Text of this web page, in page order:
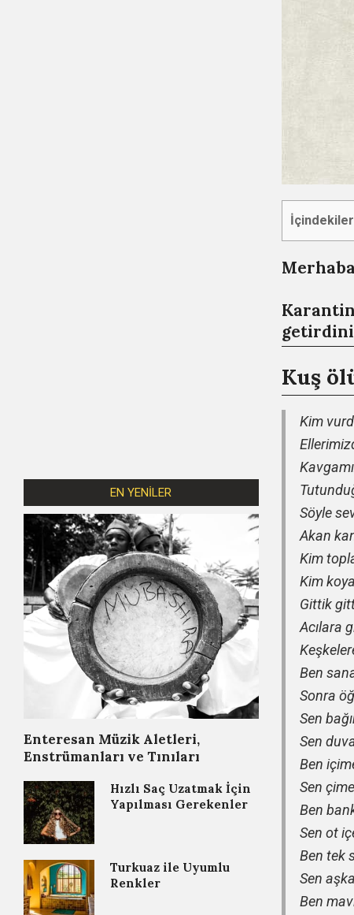
İçindekiler
Kuş
Kim
Söyle
Akan
Kim
Kim
Gittik
Acılara
Ben
Sonra
Sen
Sen
Ben
Sen
Ben
Sen ot
Ben tek
Sen
Ben
EN YENİLER
Enteresan Müzik Aletleri,
Enstrümanları ve Tınıları
Hızlı Saç Uzatmak İçin
Yapılması Gerekenler
Turkuaz ile Uyumlu
Renkler